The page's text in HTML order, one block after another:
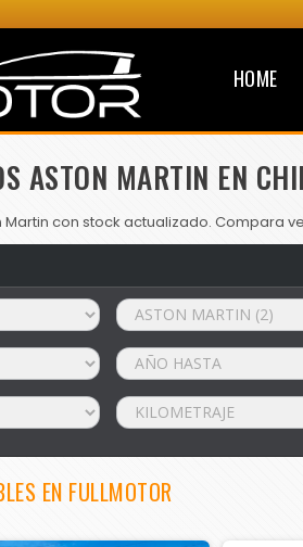
HOME
ASTON MARTIN EN
con stock actualizado. Compara
EN FULLMOTOR